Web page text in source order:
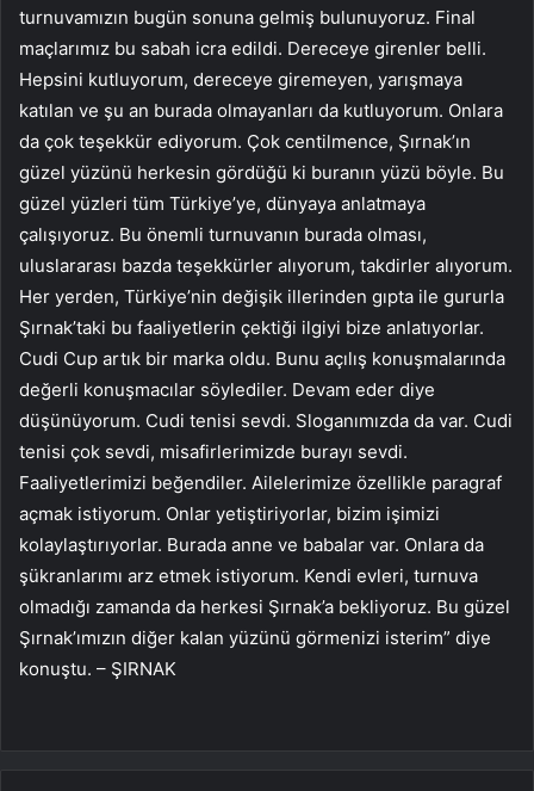
turnuvamızın bugün sonuna gelmiş bulunuyoruz. Final
maçlarımız bu sabah icra edildi. Dereceye girenler belli.
Hepsini kutluyorum, dereceye giremeyen, yarışmaya
katılan ve şu an burada olmayanları da kutluyorum. Onlara
da çok teşekkür ediyorum. Çok centilmence, Şırnak’ın
güzel yüzünü herkesin gördüğü ki buranın yüzü böyle. Bu
güzel yüzleri tüm Türkiye’ye, dünyaya anlatmaya
çalışıyoruz. Bu önemli turnuvanın burada olması,
uluslararası bazda teşekkürler alıyorum, takdirler alıyorum.
Her yerden, Türkiye’nin değişik illerinden gıpta ile gururla
Şırnak’taki bu faaliyetlerin çektiği ilgiyi bize anlatıyorlar.
Cudi Cup artık bir marka oldu. Bunu açılış konuşmalarında
değerli konuşmacılar söylediler. Devam eder diye
düşünüyorum. Cudi tenisi sevdi. Sloganımızda da var. Cudi
tenisi çok sevdi, misafirlerimizde burayı sevdi.
Faaliyetlerimizi beğendiler. Ailelerimize özellikle paragraf
açmak istiyorum. Onlar yetiştiriyorlar, bizim işimizi
kolaylaştırıyorlar. Burada anne ve babalar var. Onlara da
şükranlarımı arz etmek istiyorum. Kendi evleri, turnuva
olmadığı zamanda da herkesi Şırnak’a bekliyoruz. Bu güzel
Şırnak’ımızın diğer kalan yüzünü görmenizi isterim” diye
konuştu. – ŞIRNAK